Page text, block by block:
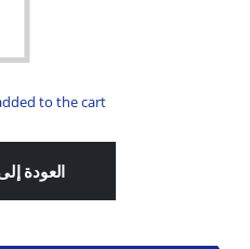
to the cart
العودة